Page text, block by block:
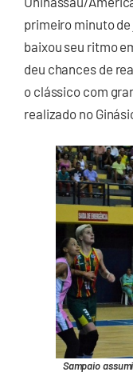
primeiro minuto
baixou seu ritmo
deu chances de
o clássico com
realizado no
Sampaio